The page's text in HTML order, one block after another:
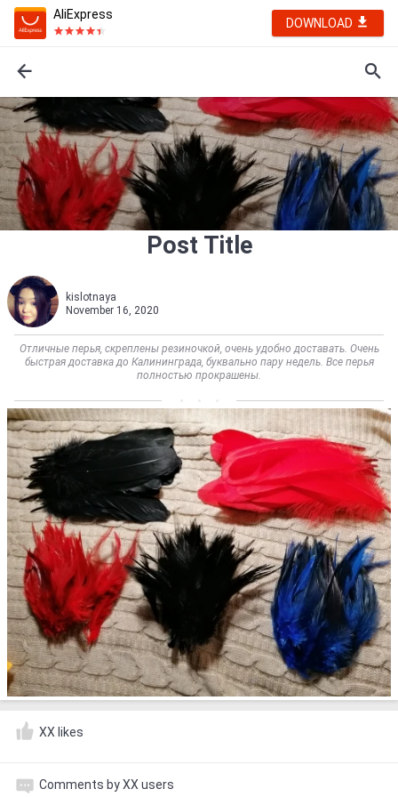
AliExpress
DOWNLOAD
Post Title
kislotnaya
November 16, 2020
Отличные перья, скреплены резиночкой, очень удобно доставать. Очень
быстрая доставка до Калининграда, буквально пару недель. Все перья
полностью прокрашены.
XX likes
Comments by XX users